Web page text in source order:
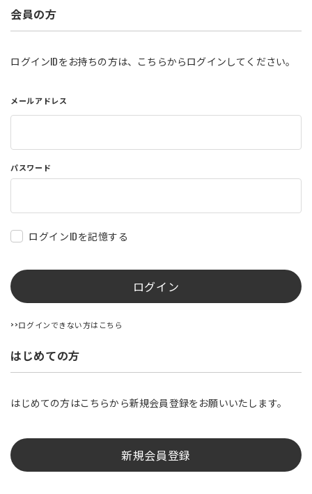
ナップスメンバーズ
店舗を探す
コーポレートサイト
利用規約
商品レビュー利用規約
プライバシーポリシー
会員の方
ログインIDをお持ちの方は、こちらからログインしてください。
メールアドレス
パスワード
ログインIDを記憶する
ログイン
>>ログインできない方はこちら
はじめての方
はじめての方はこちらから新規会員登録をお願いいたします。
新規会員登録